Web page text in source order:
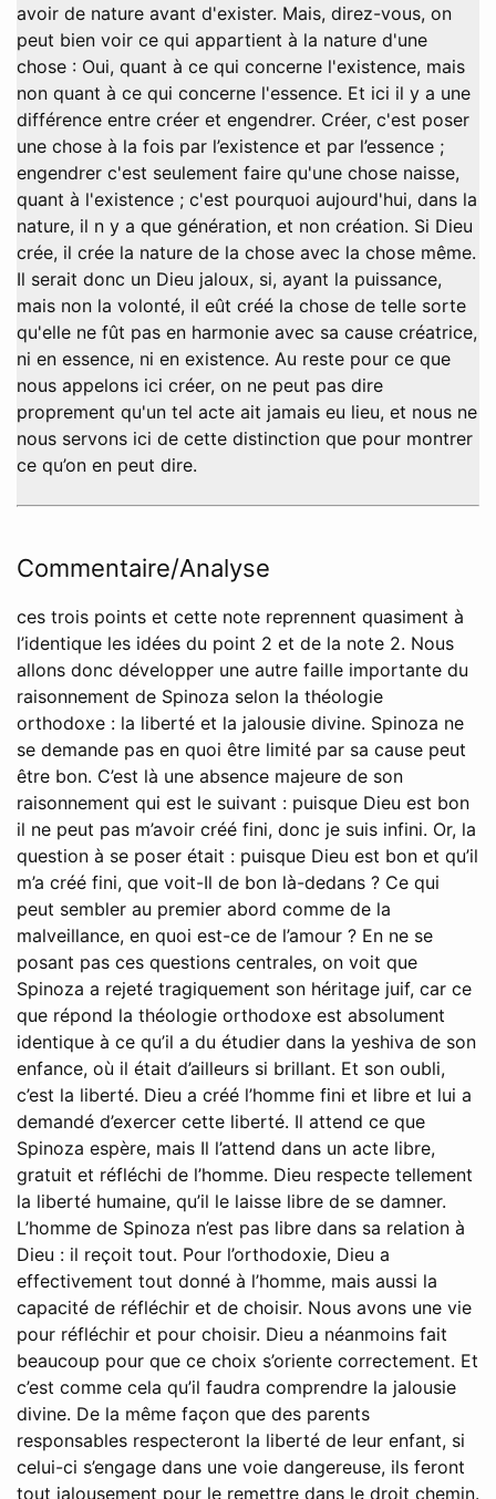
avoir de nature avant d'exister. Mais, direz-vous, on
peut bien voir ce qui appartient à la nature d'une
chose : Oui, quant à ce qui concerne l'existence, mais
non quant à ce qui concerne l'essence. Et ici il y a une
différence entre créer et engendrer. Créer, c'est poser
une chose à la fois par l’existence et par l’essence ;
engendrer c'est seulement faire qu'une chose naisse,
quant à l'existence ; c'est pourquoi aujourd'hui, dans la
nature, il n y a que génération, et non création. Si Dieu
crée, il crée la nature de la chose avec la chose même.
Il serait donc un Dieu jaloux, si, ayant la puissance,
mais non la volonté, il eût créé la chose de telle sorte
qu'elle ne fût pas en harmonie avec sa cause créatrice,
ni en essence, ni en existence. Au reste pour ce que
nous appelons ici créer, on ne peut pas dire
proprement qu'un tel acte ait jamais eu lieu, et nous ne
nous servons ici de cette distinction que pour montrer
ce qu’on en peut dire.
Commentaire/Analyse
ces trois points et cette note reprennent quasiment à
l’identique les idées du point 2 et de la note 2. Nous
allons donc développer une autre faille importante du
raisonnement de Spinoza selon la théologie
orthodoxe : la liberté et la jalousie divine. Spinoza ne
se demande pas en quoi être limité par sa cause peut
être bon. C’est là une absence majeure de son
raisonnement qui est le suivant : puisque Dieu est bon
il ne peut pas m’avoir créé fini, donc je suis infini. Or, la
question à se poser était : puisque Dieu est bon et qu’il
m’a créé fini, que voit-Il de bon là-dedans ? Ce qui
peut sembler au premier abord comme de la
malveillance, en quoi est-ce de l’amour ? En ne se
posant pas ces questions centrales, on voit que
Spinoza a rejeté tragiquement son héritage juif, car ce
que répond la théologie orthodoxe est absolument
identique à ce qu’il a du étudier dans la yeshiva de son
enfance, où il était d’ailleurs si brillant. Et son oubli,
c’est la liberté. Dieu a créé l’homme fini et libre et lui a
demandé d’exercer cette liberté. Il attend ce que
Spinoza espère, mais Il l’attend dans un acte libre,
gratuit et réfléchi de l’homme. Dieu respecte tellement
la liberté humaine, qu’il le laisse libre de se damner.
L’homme de Spinoza n’est pas libre dans sa relation à
Dieu : il reçoit tout. Pour l’orthodoxie, Dieu a
effectivement tout donné à l’homme, mais aussi la
capacité de réfléchir et de choisir. Nous avons une vie
pour réfléchir et pour choisir. Dieu a néanmoins fait
beaucoup pour que ce choix s’oriente correctement. Et
c’est comme cela qu’il faudra comprendre la jalousie
divine. De la même façon que des parents
responsables respecteront la liberté de leur enfant, si
celui-ci s’engage dans une voie dangereuse, ils feront
tout jalousement pour le remettre dans le droit chemin.